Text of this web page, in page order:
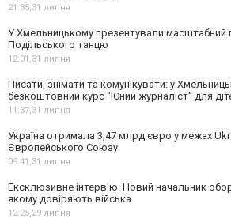
21:35,31 липня
У Хмельницькому презентували масштабний
Подільського танцю
12:01,31 липня
Писати, знімати та комунікувати: у
безкоштовний курс "Юний журналіст" для
11:37,31 липня
Україна отримала 3,47 млрд євро у межах
Європейського Союзу
09:41,31 липня
Ексклюзивне інтерв'ю: Новий начальник
якому довіряють війська
12:25,29 липня